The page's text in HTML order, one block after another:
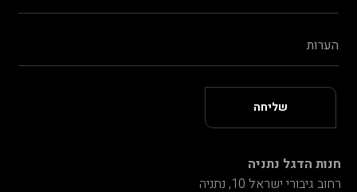
חנות הדגל נתניה
רחוב גיבורי ישראל 10, נתניה